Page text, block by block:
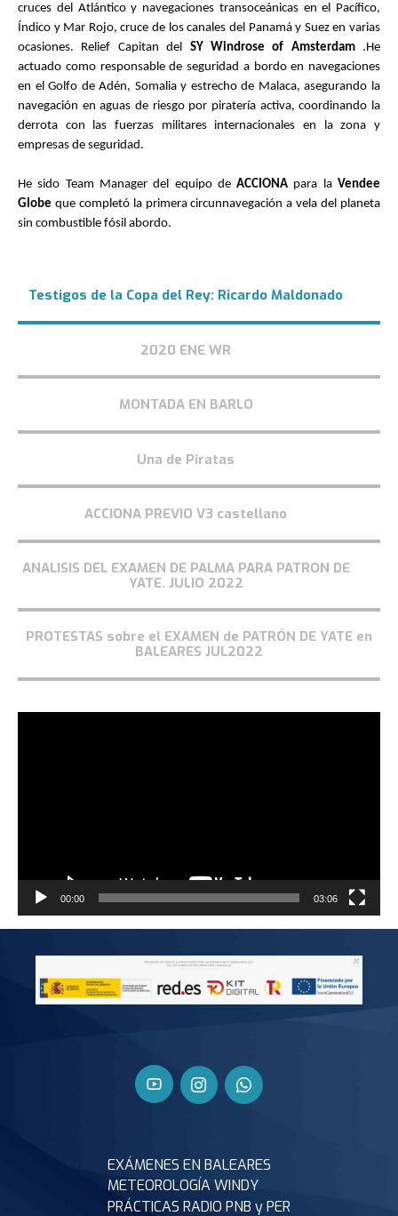
cruces del Atlántico y navegaciones transoceánicas en el Pacífico,
Índico y Mar Rojo, cruce de los canales del Panamá y Suez en varias
ocasiones. Relief Capitan del SY Windrose of Amsterdam.He
actuado como responsable de seguridad a bordo en navegaciones
en el Golfo de Adén, Somalia y estrecho de Malaca, asegurando la
navegación en aguas de riesgo por piratería activa, coordinando la
derrota con las fuerzas militares internacionales en la zona y
empresas de seguridad.
He sido Team Manager del equipo deACCIONA para laVendee
Globe que completó la primera circunnavegación a vela del planeta
sin combustible fósil abordo.
Testigos de la Copa del Rey: Ricardo Maldonado
2020 ENE WR
MONTADA EN BARLO
Una de Piratas
ACCIONA PREVIO V3 castellano
ANALISIS DEL EXAMEN DE PALMA PARA PATRON DE
YATE. JULIO 2022
PROTESTAS sobre el EXAMEN de PATRÓN DE YATE en
BALEARES JUL2022
00:00 03:06
EXÁMENES EN BALEARES
METEOROLOGÍA WINDY
PRÁCTICAS RADIO PNB y PER